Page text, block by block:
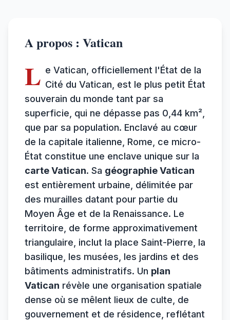
A propos : Vatican
L e Vatican, officiellement l'État de la
Cité du Vatican, est le plus petit État
souverain du monde tant par sa
superficie, qui ne dépasse pas 0,44 km²,
que par sa population. Enclavé au cœur
de la capitale italienne, Rome, ce micro-
État constitue une enclave unique sur la
carte Vatican. Sa géographie Vatican
est entièrement urbaine, délimitée par
des murailles datant pour partie du
Moyen Âge et de la Renaissance. Le
territoire, de forme approximativement
triangulaire, inclut la place Saint-Pierre, la
basilique, les musées, les jardins et des
bâtiments administratifs. Un plan
Vatican révèle une organisation spatiale
dense où se mêlent lieux de culte, de
gouvernement et de résidence, reflétant